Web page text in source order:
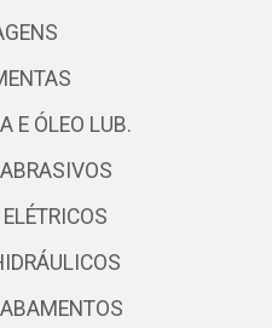
E ÓLEO LUB.